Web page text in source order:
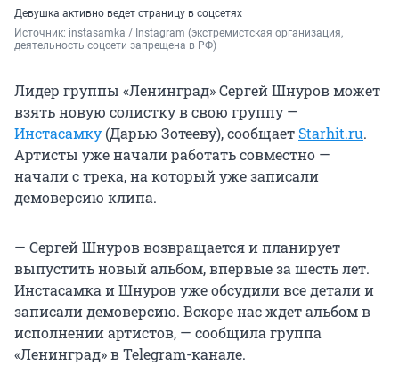
Девушка активно ведет страницу в соцсетях
Источник: instasamka / Instagram (экстремистская организация,
деятельность соцсети запрещена в РФ)
Лидер группы «Ленинград» Сергей Шнуров может
взять новую солистку в свою группу —
Инстасамку(Дарью Зотееву), сообщает Starhit.ru.
Артисты уже начали работать совместно —
начали с трека, на который уже записали
демоверсию клипа.
— Сергей Шнуров возвращается и планирует
выпустить новый альбом, впервые за шесть лет.
Инстасамка и Шнуров уже обсудили все детали и
записали демоверсию. Вскоре нас ждет альбом в
исполнении артистов, — сообщила группа
«Ленинград» в Telegram-канале.